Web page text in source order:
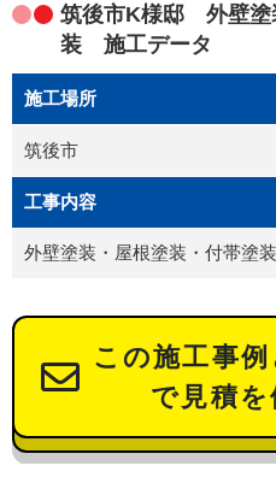
筑後市K様邸 外壁塗
装 施工データ
施工場所
筑後市
工事内容
外壁塗装・屋根塗装・付帯塗装
この施工事
で見積を